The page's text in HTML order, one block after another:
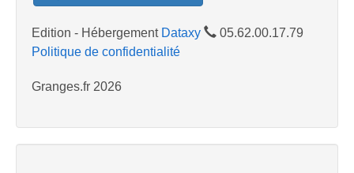
Edition - Hébergement Dataxy
05.62.00.17.79
Politique de confidentialité
Granges.fr 2026